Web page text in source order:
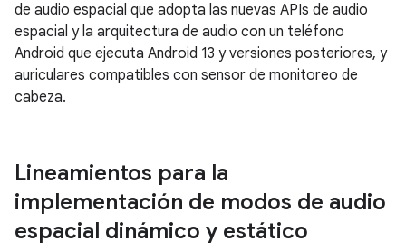
de audio espacial que adopta las nuevas APIs de audio
espacial y la arquitectura de audio con un teléfono
Android que ejecuta Android 13 y versiones posteriores, y
auriculares compatibles con sensor de monitoreo de
cabeza.
Lineamientos para la
implementación de modos de audio
espacial dinámico y estático